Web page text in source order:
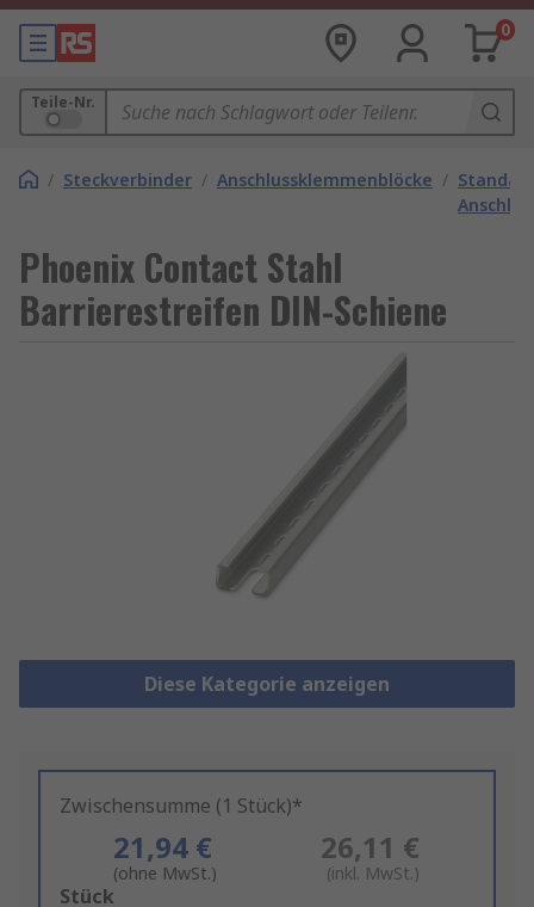
0
Teile-Nr.
/ Steckverbinder / Anschlussklemmenblöcke /
Phoenix Contact Stahl
Barrierestreifen DIN-Schiene
Diese Kategorie anzeigen
Zwischensumme (1 Stück)*
21,94 €
(ohne MwSt.)
26,11 €
(inkl. MwSt.)
Add
Stück